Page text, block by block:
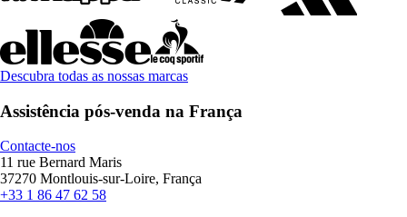
Descubra todas as nossas marcas
Assistência pós-venda na França
Contacte-nos
11 rue Bernard Maris
37270 Montlouis-sur-Loire, França
+33 1 86 47 62 58